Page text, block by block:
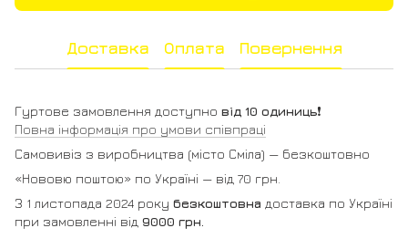
Доставка Оплата Повернення
Гуртове замовлення доступно від 10 одиниць❗️
Повна інформація про умови співпраці
Самовивіз з виробництва (місто Сміла) — безкоштовно
«Нововю поштою» по Україні — від 70 грн.
З 1 листопада 2024 року безкоштовна доставка по Україні
при замовленні від 9000 грн.